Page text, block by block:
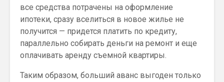
все средства потрачены на оформление
ипотеки, сразу вселиться в новое жилье не
получится — придется платить по кредиту,
параллельно собирать деньги на ремонт и еще
оплачивать аренду съемной квартиры.
Таким образом, больший аванс выгоден только